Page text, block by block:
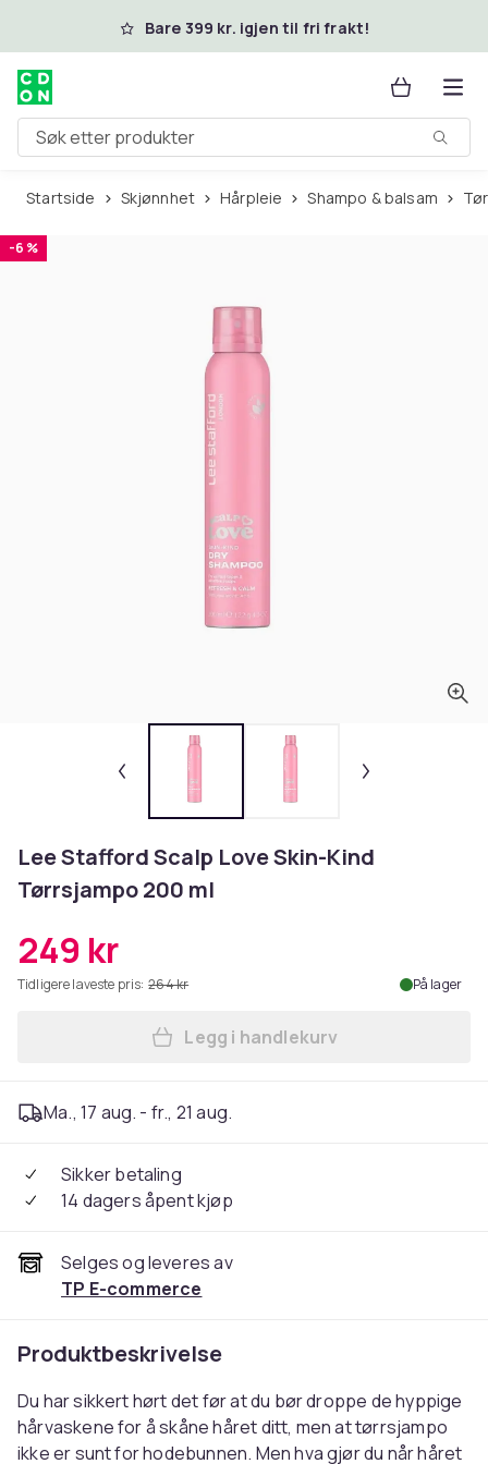
Hopp til hovedinnholdBare 399 kr. igjen til fri frakt!
Søk etter produkter
Startside Skjønnhet Hårpleie Shampo & balsam
-6 %
Lee Stafford Scalp Love Skin-Kind
Tørrsjampo 200 ml
249 kr
Tidligere laveste pris: 264 kr På lager
Legg Lee Stafford Scalp
Legg i handlekurv
Ma., 17 aug. - fr., 21 aug.
Sikker betaling
14 dagers åpent kjøp
Selges og leveres av
TP E-commerce
Produktbeskrivelse
Du har sikkert hørt det før at du bør droppe de hyppige
hårvaskene for å skåne håret ditt, men at tørrsjampo
ikke er sunt for hodebunnen. Men hva gjør du når håret